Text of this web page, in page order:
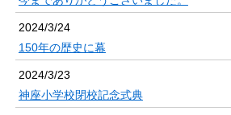
2024/3/24
150年の歴史に幕
2024/3/23
神座小学校閉校記念式典